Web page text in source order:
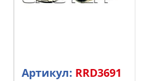
Артикул: RRD3691